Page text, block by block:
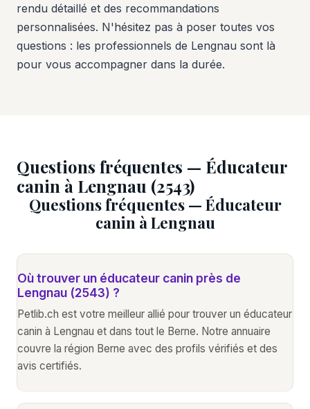
rendu détaillé et des recommandations
personnalisées. N'hésitez pas à poser toutes vos
questions : les professionnels de Lengnau sont là
pour vous accompagner dans la durée.
Questions fréquentes — Éducateur
canin à Lengnau (2543)
Questions fréquentes — Éducateur
canin à Lengnau
Où trouver un éducateur canin près de
Lengnau (2543) ?
Petlib.ch est votre meilleur allié pour trouver un éducateur
canin à Lengnau et dans tout le Berne. Notre annuaire
couvre la région Berne avec des profils vérifiés et des
avis certifiés.